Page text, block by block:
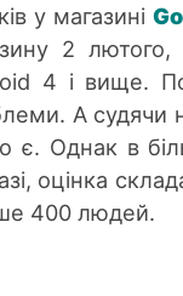
у магазині
2 лютого,
4 і вище.
А судячи
є. Однак в
оцінка
400 людей.